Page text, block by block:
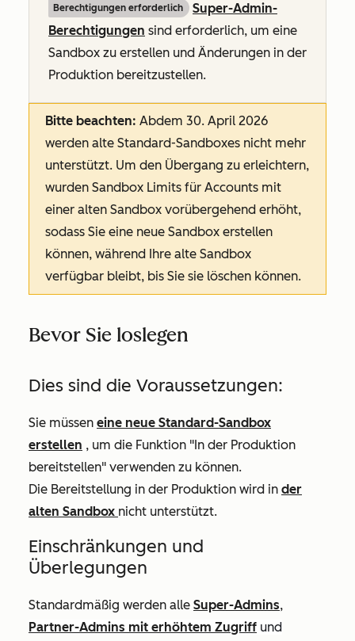
Berechtigungen erforderlich
Super-Admin-
Berechtigungen sind erforderlich, um eine
Sandbox zu erstellen und Änderungen in der
Produktion bereitzustellen.
Bitte beachten: Abdem 30. April 2026
werden alte Standard-Sandboxes nicht mehr
unterstützt. Um den Übergang zu erleichtern,
wurden Sandbox Limits für Accounts mit
einer alten Sandbox vorübergehend erhöht,
sodass Sie eine neue Sandbox erstellen
können, während Ihre alte Sandbox
verfügbar bleibt, bis Sie sie löschen können.
Bevor Sie loslegen
Dies sind die Voraussetzungen:
Sie müssen eine neue Standard-Sandbox
erstellen , um die Funktion "In der Produktion
bereitstellen" verwenden zu können.
Die Bereitstellung in der Produktion wird in der
alten Sandbox nicht unterstützt.
Einschränkungen und
Überlegungen
Standardmäßig werden alle Super-Admins,
Partner-Admins mit erhöhtem Zugriff und